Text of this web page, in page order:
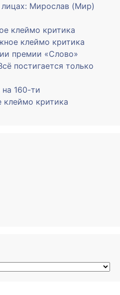
лицах: Мирослав (Мир)
клеймо критика
клеймо критика
премии «Слово»
постигается только
160-ти
клеймо критика